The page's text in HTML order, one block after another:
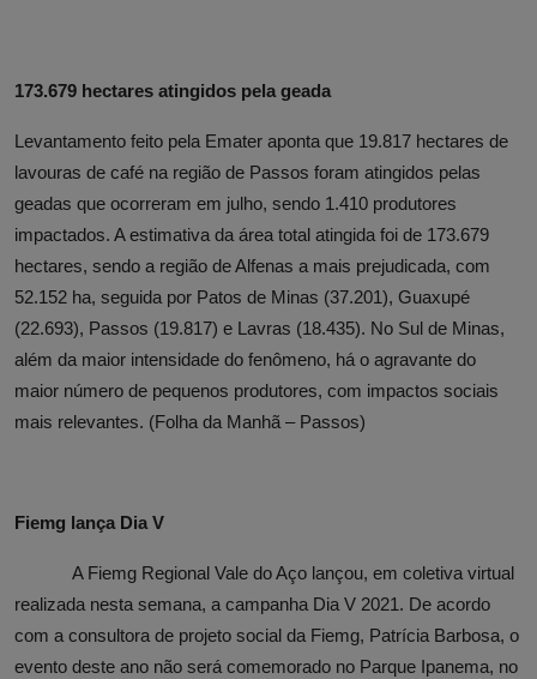
173.679 hectares atingidos pela geada
Levantamento feito pela Emater aponta que 19.817 hectares de
lavouras de café na região de Passos foram atingidos pelas
geadas que ocorreram em julho, sendo 1.410 produtores
impactados. A estimativa da área total atingida foi de 173.679
hectares, sendo a região de Alfenas a mais prejudicada, com
52.152 ha, seguida por Patos de Minas (37.201), Guaxupé
(22.693), Passos (19.817) e Lavras (18.435). No Sul de Minas,
além da maior intensidade do fenômeno, há o agravante do
maior número de pequenos produtores, com impactos sociais
mais relevantes. (Folha da Manhã – Passos)
Fiemg lança Dia V
A Fiemg Regional Vale do Aço lançou, em coletiva virtual
realizada nesta semana, a campanha Dia V 2021. De acordo
com a consultora de projeto social da Fiemg, Patrícia Barbosa, o
evento deste ano não será comemorado no Parque Ipanema, no